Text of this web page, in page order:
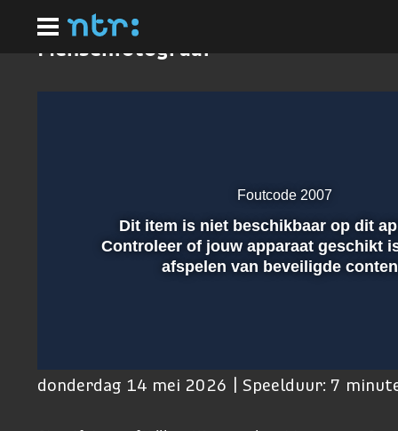
hoofdinhoud
Mensenfotograaf
Afspelen
Foutcode 2007
Dit item is niet beschikbaar op dit
Controleer of jouw apparaat geschikt
afspelen van beveiligde
donderdag 14 mei 2026 | Speelduur: 7